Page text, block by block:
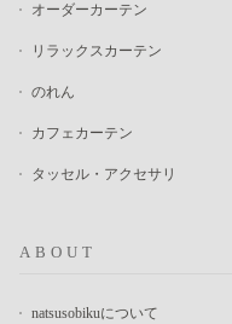
オーダーカーテン
リラックスカーテン
のれん
カフェカーテン
タッセル・アクセサリ
ABOUT
natsusobikuについて